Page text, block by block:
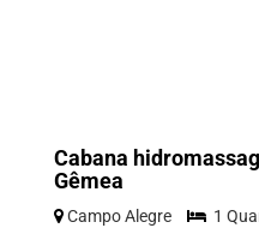
Cabana
Gêmea
Campo Alegre 1